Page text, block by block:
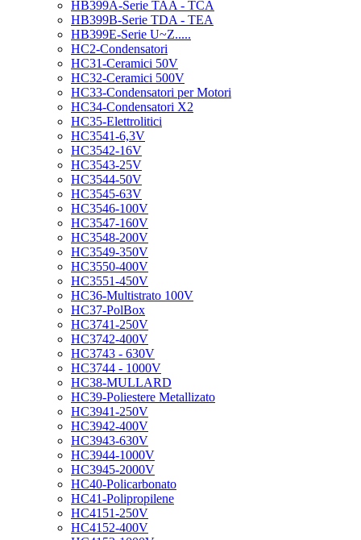
HB399A-Serie TAA - TCA
HB399B-Serie TDA - TEA
HB399E-Serie U~Z.....
HC2-Condensatori
HC31-Ceramici 50V
HC32-Ceramici 500V
HC33-Condensatori per Motori
HC34-Condensatori X2
HC35-Elettrolitici
HC3541-6,3V
HC3542-16V
HC3543-25V
HC3544-50V
HC3545-63V
HC3546-100V
HC3547-160V
HC3548-200V
HC3549-350V
HC3550-400V
HC3551-450V
HC36-Multistrato 100V
HC37-PolBox
HC3741-250V
HC3742-400V
HC3743 - 630V
HC3744 - 1000V
HC38-MULLARD
HC39-Poliestere Metallizato
HC3941-250V
HC3942-400V
HC3943-630V
HC3944-1000V
HC3945-2000V
HC40-Policarbonato
HC41-Polipropilene
HC4151-250V
HC4152-400V